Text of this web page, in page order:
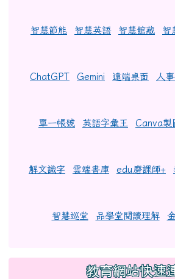
智慧節能 智慧英語 智慧館藏 智
ChatGPT Gemini 遠端桌面 人
單一帳號 英語字彙王 Canva製
解文識字 雲端書庫 edu磨課師+
智慧巡堂 品學堂閱讀理解
教育網站快速